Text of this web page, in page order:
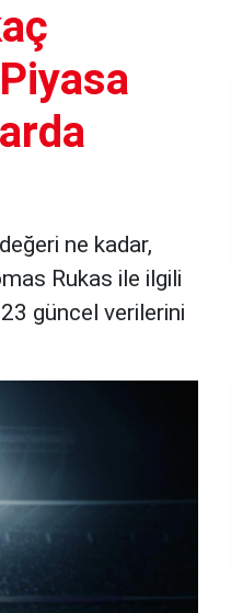
ne kadar,
Rukas ile ilgili
güncel verilerini